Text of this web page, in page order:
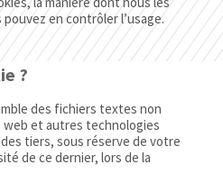
en contrôler l’usage.
?
des fichiers textes non
et autres technologies
tiers, sous réserve de votre
de ce dernier, lors de la